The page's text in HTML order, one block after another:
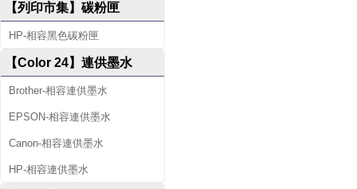
【列印市集】碳粉匣
HP-相容黑色碳粉匣
【Color 24】連供墨水
Brother-相容連供墨水
EPSON-相容連供墨水
Canon-相容連供墨水
HP-相容連供墨水